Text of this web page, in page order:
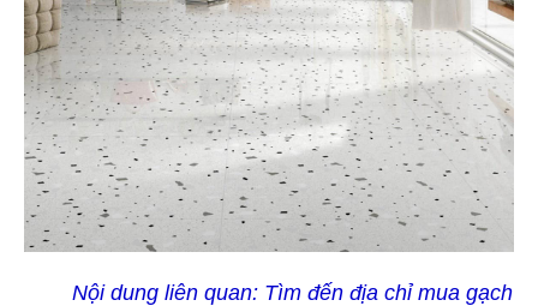
Nội dung liên quan: Tìm đến địa chỉ mua gạch